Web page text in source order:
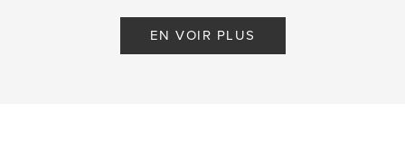
EN VOIR PLUS